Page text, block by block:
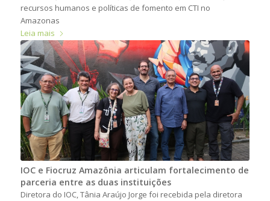
recursos humanos e políticas de fomento em CTI no
Amazonas
Leia mais
IOC e Fiocruz Amazônia articulam fortalecimento de
parceria entre as duas instituições
Diretora do IOC, Tânia Araújo Jorge foi recebida pela diretora